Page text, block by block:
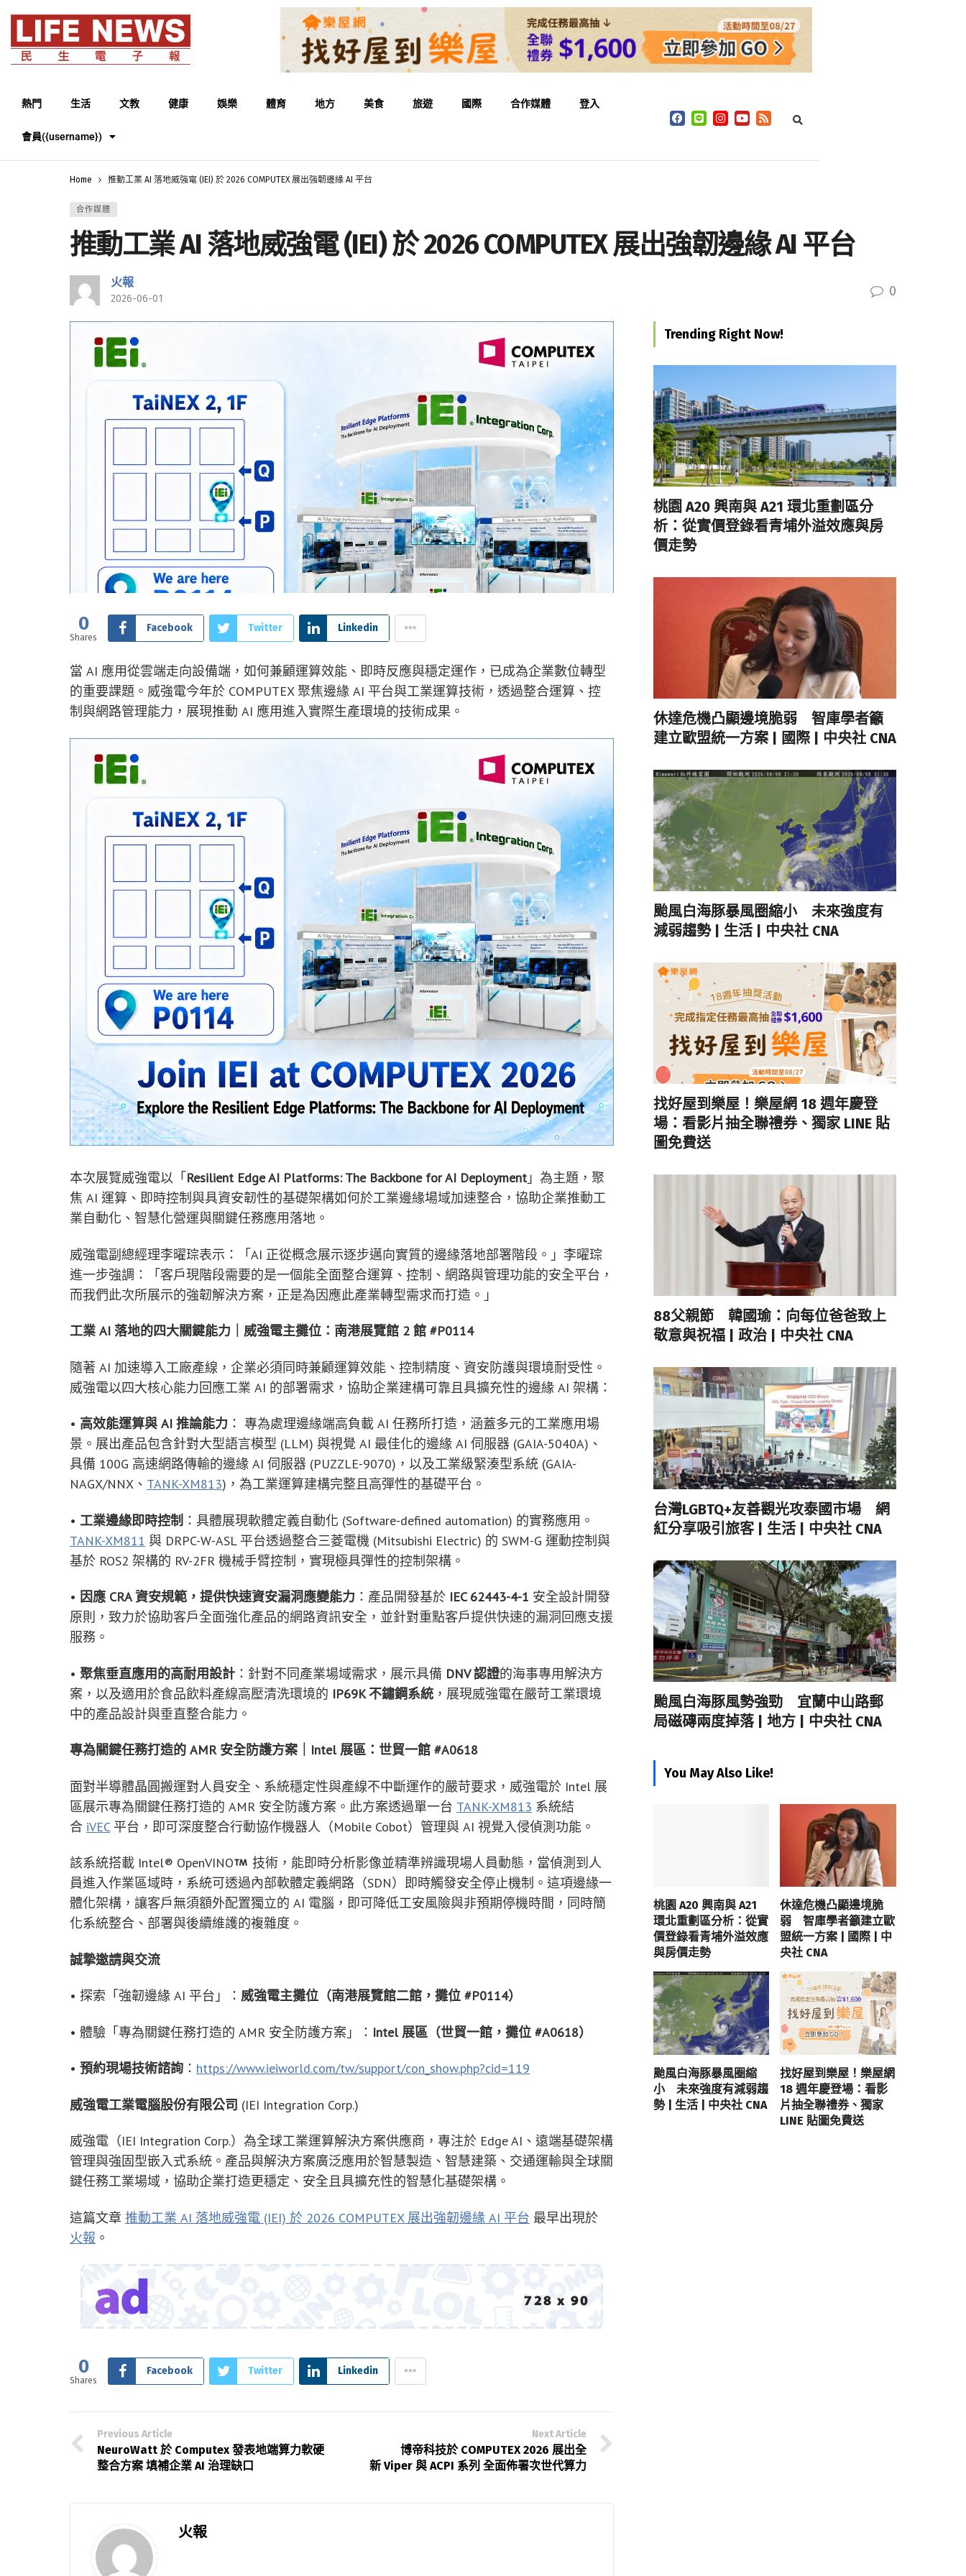
熱門 生活 文教 健康 娛樂 體育 地方 美食 旅遊 國際 合作媒體 登入
會員({username})
Home 推動工業 AI 落地威強電 (IEI) 於 2026 COMPUTEX 展出強韌邊緣 AI 平台
合作媒體
推動工業 AI 落地威強電 (IEI) 於 2026 COMPUTEX 展出強韌邊緣 AI 平台
火報
2026-06-01 0
0
Shares
Facebook Twitter Linkedin
當 AI 應用從雲端走向設備端，如何兼顧運算效能、即時反應與穩定運作，已成為企業數位轉型
的重要課題。威強電今年於 COMPUTEX 聚焦邊緣 AI 平台與工業運算技術，透過整合運算、控
制與網路管理能力，展現推動 AI 應用進入實際生產環境的技術成果。
本次展覽威強電以「Resilient Edge AI Platforms: The Backbone for AI Deployment 」為主題，聚
焦 AI 運算、即時控制與具資安韌性的基礎架構如何於工業邊緣場域加速整合，協助企業推動工
業自動化、智慧化營運與關鍵任務應用落地。
威強電副總經理李曜琮表示：「AI 正從概念展示逐步邁向實質的邊緣落地部署階段。」李曜琮
進一步強調：「客戶現階段需要的是一個能全面整合運算、控制、網路與管理功能的安全平台，
而我們此次所展示的強韌解決方案，正是為因應此產業轉型需求而打造。」
工業 AI 落地的四大關鍵能力｜威強電主攤位：南港展覽館 2 館 #P0114
隨著 AI 加速導入工廠產線，企業必須同時兼顧運算效能、控制精度、資安防護與環境耐受性。
威強電以四大核心能力回應工業 AI 的部署需求，協助企業建構可靠且具擴充性的邊緣 AI 架構：
• 高效能運算與 AI 推論能力 ： 專為處理邊緣端高負載 AI 任務所打造，涵蓋多元的工業應用場
景。展出產品包含針對大型語言模型 (LLM) 與視覺 AI 最佳化的邊緣 AI 伺服器 (GAIA-5040A)、
具備 100G 高速網路傳輸的邊緣 AI 伺服器 (PUZZLE-9070)，以及工業級緊湊型系統 (GAIA-
NAGX/NNX、 TANK-XM813)，為工業運算建構完整且高彈性的基礎平台。
• 工業邊緣即時控制 ：具體展現軟體定義自動化 (Software-defined automation) 的實務應用。
TANK-XM811 與 DRPC-W-ASL 平台透過整合三菱電機 (Mitsubishi Electric) 的 SWM-G 運動控制與
基於 ROS2 架構的 RV-2FR 機械手臂控制，實現極具彈性的控制架構。
• 因應 CRA 資安規範，提供快速資安漏洞應變能力 ：產品開發基於 IEC 62443-4-1 安全設計開發
原則，致力於協助客戶全面強化產品的網路資訊安全，並針對重點客戶提供快速的漏洞回應支援
服務。
• 聚焦垂直應用的高耐用設計 ：針對不同產業場域需求，展示具備 DNV 認證的海事專用解決方
案，以及適用於食品飲料產線高壓清洗環境的 IP69K 不鏽鋼系統 ，展現威強電在嚴苛工業環境
中的產品設計與垂直整合能力。
專為關鍵任務打造的 AMR 安全防護方案｜Intel 展區：世貿一館 #A0618
面對半導體晶圓搬運對人員安全、系統穩定性與產線不中斷運作的嚴苛要求，威強電於 Intel 展
區展示專為關鍵任務打造的 AMR 安全防護方案。此方案透過單一台 TANK-XM813 系統結
合 iVEC平台，即可深度整合行動協作機器人（Mobile Cobot）管理與 AI 視覺入侵偵測功能。
該系統搭載 Intel® OpenVINO
技術，能即時分析影像並精準辨識現場人員動態，當偵測到人
員進入作業區域時，系統可透過內部軟體定義網路（SDN）即時觸發安全停止機制。這項邊緣一
體化架構，讓客戶無須額外配置獨立的 AI 電腦，即可降低工安風險與非預期停機時間，同時簡
化系統整合、部署與後續維護的複雜度。
誠摯邀請與交流
• 探索「強韌邊緣 AI 平台」： 威強電主攤位（南港展覽館二館，攤位 #P0114）
• 體驗「專為關鍵任務打造的 AMR 安全防護方案」： Intel 展區（世貿一館，攤位 #A0618）
• 預約現場技術諮詢 ： https://www.ieiworld.com/tw/support/con_show.php?cid=119
威強電工業電腦股份有限公司 (IEI Integration Corp.)
威強電（IEI Integration Corp.）為全球工業運算解決方案供應商，專注於 Edge AI、遠端基礎架構
管理與強固型嵌入式系統。產品與解決方案廣泛應用於智慧製造、智慧建築、交通運輸與全球關
鍵任務工業場域，協助企業打造更穩定、安全且具擴充性的智慧化基礎架構。
這篇文章 推動工業 AI 落地威強電 (IEI) 於 2026 COMPUTEX 展出強韌邊緣 AI 平台 最早出現於
火報 。
0
Shares
Facebook Twitter Linkedin
Previous Article
NeuroWatt 於 Computex 發表地端算力軟硬
整合方案 填補企業 AI 治理缺口
Next Article
博帝科技於 COMPUTEX 2026 展出全
新 Viper 與 ACPI 系列 全面佈署次世代算力
火報
Trending Right Now!
桃園 A20 興南與 A21 環北重劃區分
析：從實價登錄看青埔外溢效應與房
價走勢
休達危機凸顯邊境脆弱 智庫學者籲
建立歐盟統一方案 | 國際 | 中央社 CNA
颱風白海豚暴風圈縮小 未來強度有
減弱趨勢 | 生活 | 中央社 CNA
找好屋到樂屋！樂屋網 18 週年慶登
場：看影片抽全聯禮券、獨家 LINE 貼
圖免費送
88父親節 韓國瑜：向每位爸爸致上
敬意與祝福 | 政治 | 中央社 CNA
台灣LGBTQ+友善觀光攻泰國市場 網
紅分享吸引旅客 | 生活 | 中央社 CNA
颱風白海豚風勢強勁 宜蘭中山路郵
局磁磚兩度掉落 | 地方 | 中央社 CNA
You May Also Like!
桃園 A20 興南與 A21
環北重劃區分析：從實
價登錄看青埔外溢效應
與房價走勢
休達危機凸顯邊境脆
弱 智庫學者籲建立歐
盟統一方案 | 國際 | 中
央社 CNA
颱風白海豚暴風圈縮
小 未來強度有減弱趨
勢 | 生活 | 中央社 CNA
找好屋到樂屋！樂屋網
18 週年慶登場：看影
片抽全聯禮券、獨家
LINE 貼圖免費送